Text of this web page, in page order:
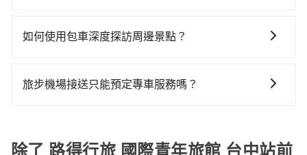
小的風險。最後，雖然路邊隨租隨還看似方便，但實際
就顯得非常不便。
趟車的資訊，所以如果需要來回叫車，請分兩筆訂單預
不限單程或來回。
如何使用包車深度探訪周邊景點？
的便利性和彈性，探訪更多的景點，並且可以按照自己
找當地導遊或者向當地居民請教，了解更多的深度資訊
旅步機場接送只能預定專車服務嗎？
受更實惠的價格，一樣可享受到府接送的便利。
除了 路得行旅 國際青年旅館 台中站前